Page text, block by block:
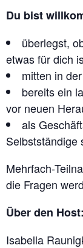
A
L
K
F
Ü
R
U
N
T
E
R
N
E
Du bist
überlegst,
etwas für dich
mitten in
bereits ein
vor neuen
als
Selbstständige
Mehrfach-
die Fragen
Über den Host:
Isabella